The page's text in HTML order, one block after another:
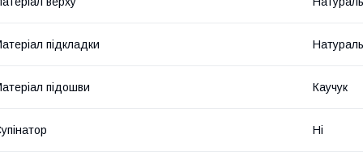
підкладки
підошви Каучук
Ні